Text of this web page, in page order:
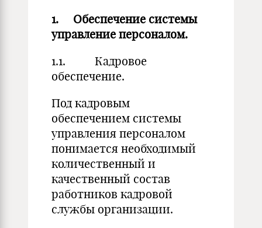
1. Обеспечение системы
управление персоналом.
1.1. Кадровое
обеспечение.
Под кадровым
обеспечением системы
управления персоналом
понимается необходимый
количественный и
качественный состав
работников кадровой
службы организации.